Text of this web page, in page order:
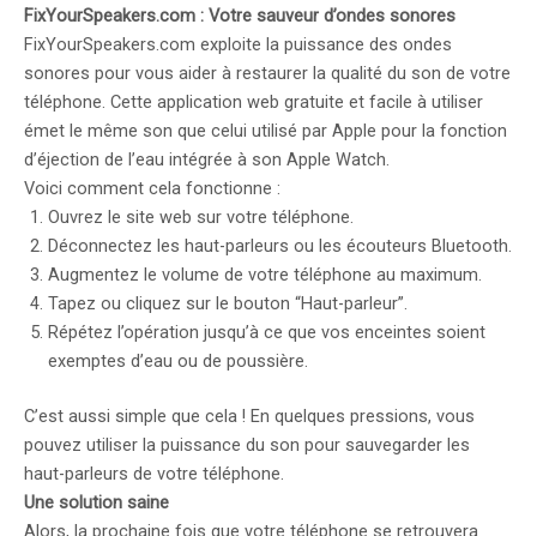
FixYourSpeakers.com : Votre sauveur d’ondes sonores
FixYourSpeakers.com exploite la puissance des ondes
sonores pour vous aider à restaurer la qualité du son de votre
téléphone. Cette application web gratuite et facile à utiliser
émet le même son que celui utilisé par Apple pour la fonction
d’éjection de l’eau intégrée à son Apple Watch.
Voici comment cela fonctionne :
Ouvrez le site web sur votre téléphone.
Déconnectez les haut-parleurs ou les écouteurs Bluetooth.
Augmentez le volume de votre téléphone au maximum.
Tapez ou cliquez sur le bouton “Haut-parleur”.
Répétez l’opération jusqu’à ce que vos enceintes soient
exemptes d’eau ou de poussière.
C’est aussi simple que cela ! En quelques pressions, vous
pouvez utiliser la puissance du son pour sauvegarder les
haut-parleurs de votre téléphone.
Une solution saine
Alors, la prochaine fois que votre téléphone se retrouvera